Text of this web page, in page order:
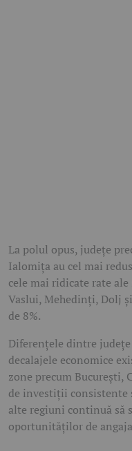
La polul opus, județe
Ialomița au cel mai
cele mai ridicate rate
Vaslui, Mehedinți, Dolj
de 8%.
Diferențele dintre
decalajele economice
zone precum București,
de investiții consistente
alte regiuni continuă să
oportunităților de